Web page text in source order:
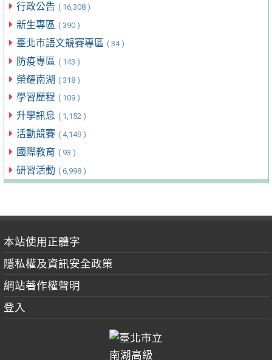
行政公告 ( 16,308 )
新生專區 ( 390 )
臺北市語文競賽專區 ( 34 )
防疫專區 ( 143 )
榮耀南湖 ( 318 )
學習歷程 ( 109 )
升學訊息 ( 1,152 )
活動競賽 ( 4,149 )
國際教育 ( 93 )
研習活動 ( 6,998 )
本站使用正體字
隱私權及資訊安全政策
網站著作權聲明
登入